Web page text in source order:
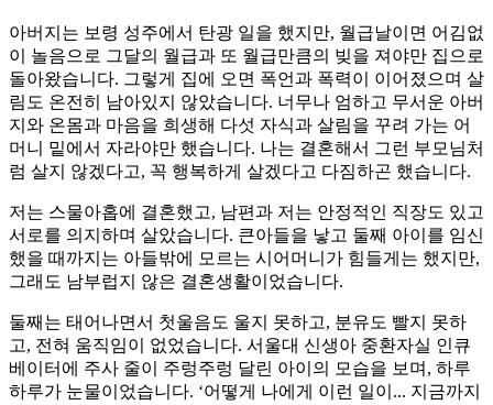
아버지는 보령 성주에서 탄광 일을 했지만, 월급날이면 어김없
이 놀음으로 그달의 월급과 또 월급만큼의 빚을 져야만 집으로
돌아왔습니다. 그렇게 집에 오면 폭언과 폭력이 이어졌으며 살
림도 온전히 남아있지 않았습니다. 너무나 엄하고 무서운 아버
지와 온몸과 마음을 희생해 다섯 자식과 살림을 꾸려 가는 어
머니 밑에서 자라야만 했습니다. 나는 결혼해서 그런 부모님처
럼 살지 않겠다고, 꼭 행복하게 살겠다고 다짐하곤 했습니다.
저는 스물아홉에 결혼했고, 남편과 저는 안정적인 직장도 있고
서로를 의지하며 살았습니다. 큰아들을 낳고 둘째 아이를 임신
했을 때까지는 아들밖에 모르는 시어머니가 힘들게는 했지만,
그래도 남부럽지 않은 결혼생활이었습니다.
둘째는 태어나면서 첫울음도 울지 못하고, 분유도 빨지 못하
고, 전혀 움직임이 없었습니다. 서울대 신생아 중환자실 인큐
베이터에 주사 줄이 주렁주렁 달린 아이의 모습을 보며, 하루
하루가 눈물이었습니다. ‘어떻게 나에게 이런 일이... 지금까지